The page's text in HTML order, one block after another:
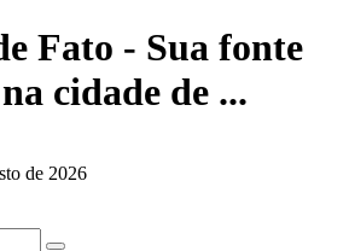
Fato - Sua fonte
cidade de ...
de 2026